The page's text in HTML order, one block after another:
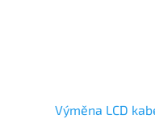
Výměna LCD